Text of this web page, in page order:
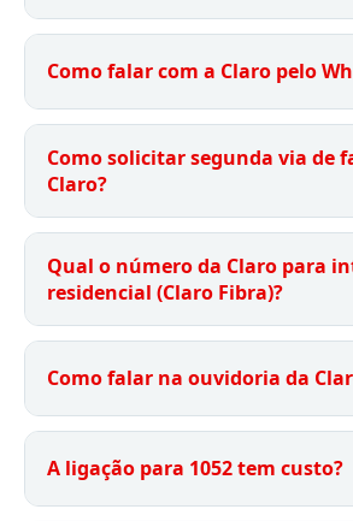
Como falar com a Claro pelo
Como solicitar segunda via de
Claro?
Qual o número da Claro para
residencial (Claro Fibra)?
Como falar na ouvidoria da
A ligação para 1052 tem custo?